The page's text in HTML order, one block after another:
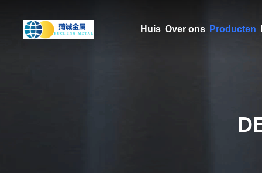
Huis Over ons Producten